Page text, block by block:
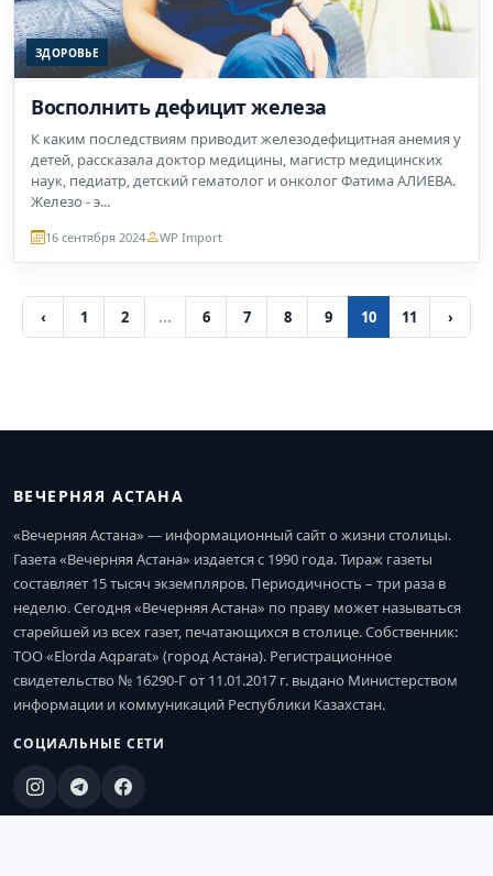
ЗДОРОВЬЕ
Восполнить дефицит железа
К каким последствиям приводит железодефицитная анемия у
детей, рассказала доктор медицины, магистр медицинских
наук, педиатр, детский гематолог и онколог Фатима АЛИЕВА.
Железо - э...
16 сентября 2024 WP Import
‹ 1 2 ... 6 7 8 9 10 11 ›
ВЕЧЕРНЯЯ АСТАНА
«Вечерняя Астана» — информационный сайт о жизни столицы.
Газета «Вечерняя Астана» издается с 1990 года. Тираж газеты
составляет 15 тысяч экземпляров. Периодичность – три раза в
неделю. Сегодня «Вечерняя Астана» по праву может называться
старейшей из всех газет, печатающихся в столице. Собственник:
ТОО «Elorda Aqparat» (город Астана). Регистрационное
свидетельство № 16290-Г от 11.01.2017 г. выдано Министерством
информации и коммуникаций Республики Казахстан.
СОЦИАЛЬНЫЕ СЕТИ